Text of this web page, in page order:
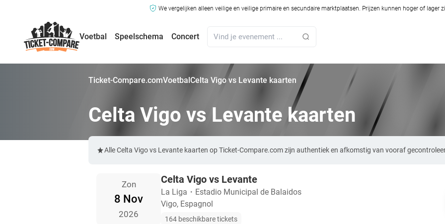
We vergelijken alleen veilige en veilige primaire en secundaire marktplaatsen. Prijzen kunnen hoger of lager
Voetbal Speelschema Concert
Ticket-Compare.comVoetbalCelta Vigo vs Levante kaarten
Celta Vigo vs Levante kaarten
Alle Celta Vigo vs Levante kaarten op Ticket-Compare.com zijn authentiek en afkomstig van vooraf
Zon
8 Nov
2026
Celta Vigo vs Levante
La Liga ・ Estadio Municipal de Balaidos
Vigo, Espagnol
164 beschikbare tickets